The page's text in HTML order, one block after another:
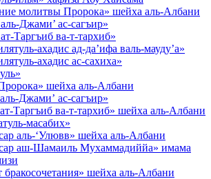
молитвы Пророка» шейха аль-Албани
Джами’ ас-сагъир»
Таргъиб ва-т-тархиб»
ахадис ад-да’ифа валь-мауду’а»
ахадис ас-сахиха»
шейха аль-Албани
Джами’ ас-сагъир»
Таргъиб ва-т-тархиб» шейха аль-Албани
масабих»
аль-‘Улювв» шейха аль-Албани
аш-Шамаиль Мухаммадиййа» имама
бракосочетания» шейха аль-Албани